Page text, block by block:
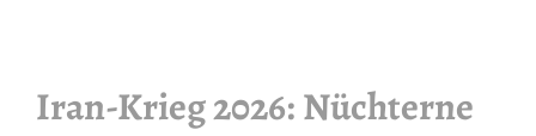
Iran-Krieg 2026: Nüchterne